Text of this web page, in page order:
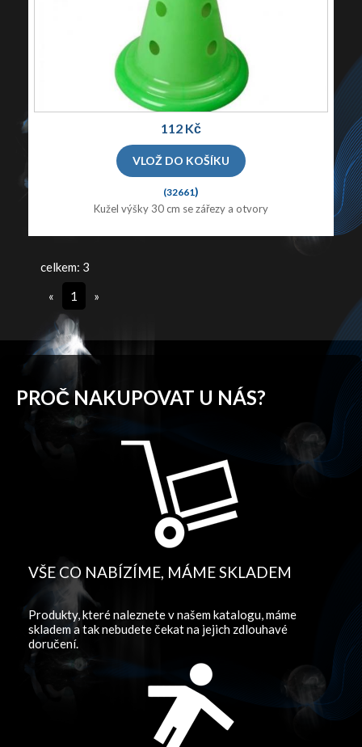
112 Kč
(32661)
Kužel výšky 30 cm se zářezy a otvory
celkem: 3
«
1 »
PROČ NAKUPOVAT U NÁS?
VŠE CO NABÍZÍME, MÁME SKLADEM
Produkty, které naleznete v našem katalogu, máme
skladem a tak nebudete čekat na jejich zdlouhavé
doručení.